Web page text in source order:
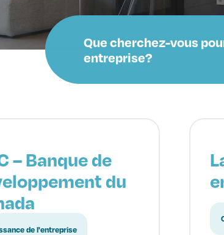
Que cherchez-vous
entreprise?
– Banque de
du
de l'entreprise